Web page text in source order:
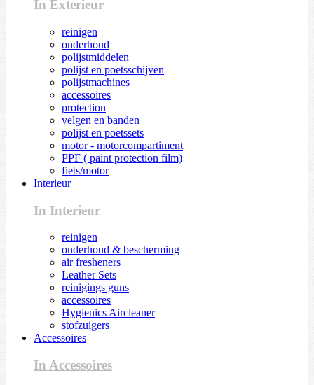
In Exterieur
reinigen
onderhoud
polijstmiddelen
polijst en poetsschijven
polijstmachines
accessoires
protection
velgen en banden
polijst en poetssets
motor - motorcompartiment
PPF ( paint protection film)
fiets/motor
Interieur
In Interieur
reinigen
onderhoud & bescherming
air fresheners
Leather Sets
reinigings guns
accessoires
Hygienics Aircleaner
stofzuigers
Accessoires
In Accessoires